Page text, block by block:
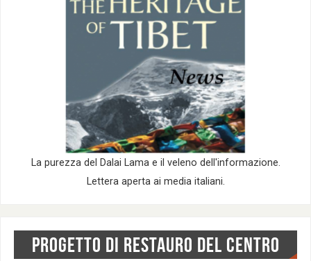
La purezza del Dalai Lama e il veleno dell'informazione.
Lettera aperta ai media italiani.
PROGETTO DI RESTAURO DEL CENTRO